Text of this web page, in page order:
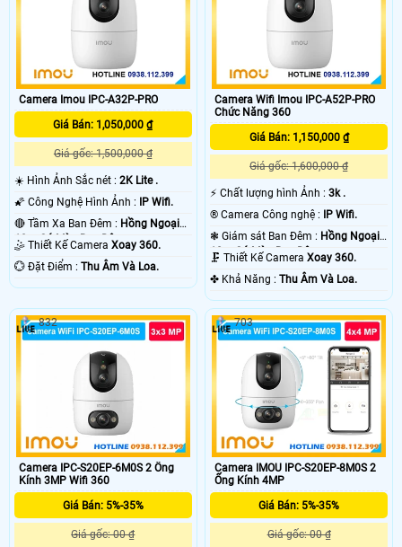
Camera Imou IPC-A32P-PRO
Giá Bán: 1,050,000 ₫
Giá gốc: 1,500,000 ₫
☀️ Hình Ảnh Sắc nét : 2K Lite .
🌠 Công Nghệ Hình Ảnh :
IP Wifi.
🔴 Tầm Xa Ban Đêm : Hồng Ngoại
10m Có Màu Ban Ðêm.
🤹 Thiết Kế Camera Xoay 360.
️💮 Đặt Điểm : Thu Âm Và Loa.
Camera Wifi Imou IPC-A52P-PRO
Chức Năng 360
Giá Bán: 1,150,000 ₫
Giá gốc: 1,600,000 ₫
️⚡ Chất lượng hình Ảnh :3k .
®️ Camera Công nghệ :
IP Wifi.
❃ Giám sát Ban Đêm : Hồng Ngoại
10m Có Màu Ban Ðêm.
🗜️ Thiết Kế CameraXoay 360.
️✤ Khả Năng :Thu Âm Và Loa.
Camera IPC-S20EP-6M0S 2 Ống
Kính 3MP Wifi 360
Giá Bán: 5%-35%
Giá gốc: 00 ₫
832
Camera IMOU IPC-S20EP-8M0S 2
Ống Kính 4MP
Giá Bán: 5%-35%
Giá gốc: 00 ₫
703